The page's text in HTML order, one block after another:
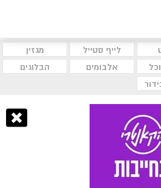
לייף סטייל
מגזין
אלבומים
הבלוגים